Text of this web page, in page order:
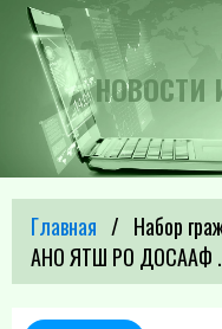
НОВОСТИ
Главная
Набор
АНО ЯТШ РО ДОСААФ